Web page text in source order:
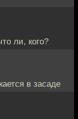
ли, кого?
в засаде